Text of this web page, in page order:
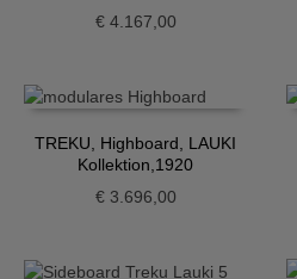
€4.167,00
TREKU, Highboard, LAUKI
Kollektion,1920
€3.696,00